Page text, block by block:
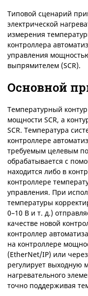
Типовой сценарий
электрической
измерения
контроллера
управления
выпрямителем (SCR).
Основной
Температурный
мощности SCR, а
SCR. Температура
контроллере
требуемым целевым
обрабатывается с
находится либо в
контроллере
управления. При
температуры
0–10 В и т. д.)
качестве новой
контроллер
на контроллере
(EtherNet/IP) или
регулирует выходную
нагревательного
точно поддерживая